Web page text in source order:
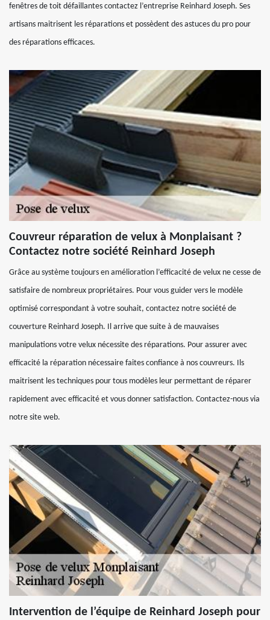
fenêtres de toit défaillantes contactez l’entreprise Reinhard Joseph. Ses
artisans maitrisent les réparations et possèdent des astuces du pro pour
des réparations efficaces.
Couvreur réparation de velux à Monplaisant ?
Contactez notre société Reinhard Joseph
Grâce au système toujours en amélioration l’efficacité de velux ne cesse de
satisfaire de nombreux propriétaires. Pour vous guider vers le modèle
optimisé correspondant à votre souhait, contactez notre société de
couverture Reinhard Joseph. Il arrive que suite à de mauvaises
manipulations votre velux nécessite des réparations. Pour assurer avec
efficacité la réparation nécessaire faites confiance à nos couvreurs. Ils
maitrisent les techniques pour tous modèles leur permettant de réparer
rapidement avec efficacité et vous donner satisfaction. Contactez-nous via
notre site web.
Intervention de l’équipe de Reinhard Joseph pour